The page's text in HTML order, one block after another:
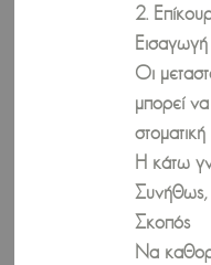
2.
Εισαγωγή
Οι
μπορεί
Η κάτω
Συνήθως,
Σκοπός
Να